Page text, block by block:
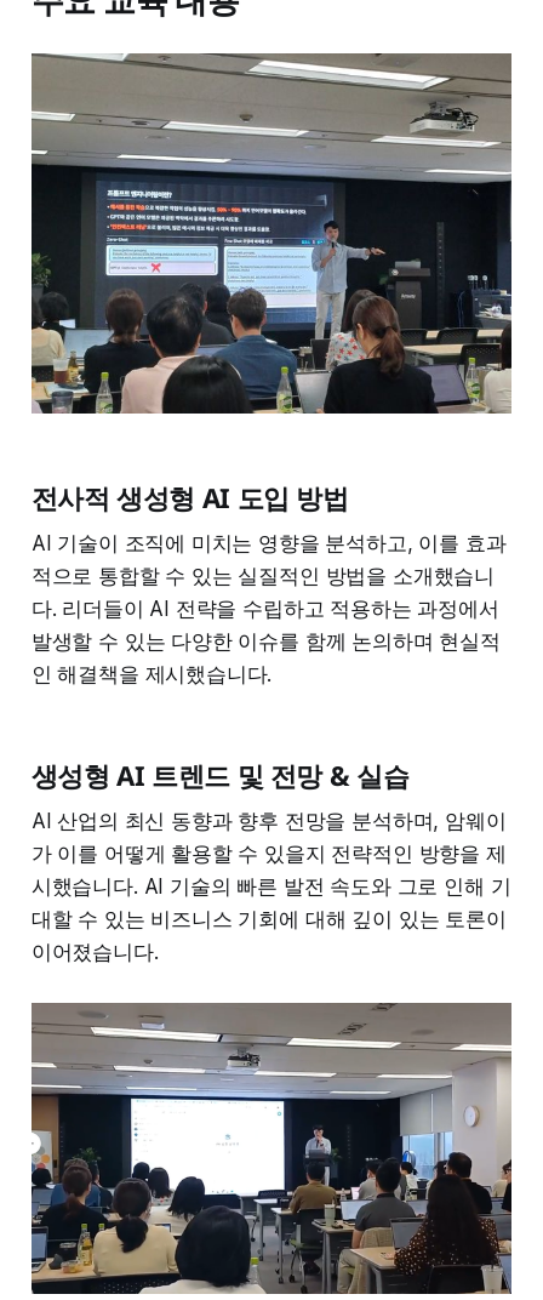
전사적 생성형 AI 도입 방법
AI 기술이 조직에 미치는 영향을 분석하고, 이를 효과
적으로 통합할 수 있는 실질적인 방법을 소개했습니
다. 리더들이 AI 전략을 수립하고 적용하는 과정에서
발생할 수 있는 다양한 이슈를 함께 논의하며 현실적
인 해결책을 제시했습니다.
생성형 AI 트렌드 및 전망 & 실습
AI 산업의 최신 동향과 향후 전망을 분석하며, 암웨이
가 이를 어떻게 활용할 수 있을지 전략적인 방향을 제
시했습니다. AI 기술의 빠른 발전 속도와 그로 인해 기
대할 수 있는 비즈니스 기회에 대해 깊이 있는 토론이
이어졌습니다.